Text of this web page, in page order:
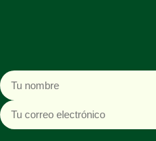
Nombre
Correo electrónico